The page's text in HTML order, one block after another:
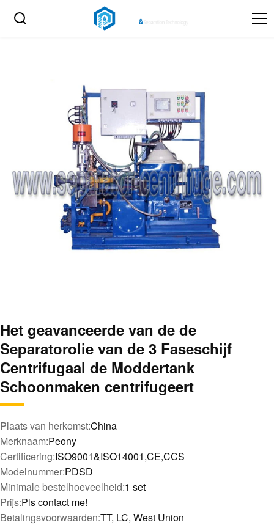
Het geavanceerde van de de
Separatorolie van de 3 Faseschijf
Centrifugaal de Moddertank
Schoonmaken centrifugeert
Plaats van herkomst:China
Merknaam:Peony
Certificering:ISO9001&ISO14001,CE,CCS
Modelnummer:PDSD
Minimale bestelhoeveelheid:1 set
Prijs:Pls contact me!
Betalingsvoorwaarden:TT, LC, West Union